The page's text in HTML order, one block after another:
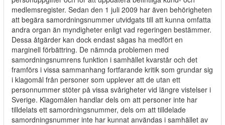
medlemsregister. Sedan den 1 juli 2009 har även behörigheten
att begära samordningsnummer utvidgats till att kunna omfatta
andra organ än myndigheter enligt vad regeringen bestämmer.
Dessa åtgärder kan dock endast sägas ha medfört en
marginell förbättring. De nämnda problemen med
samordningsnumrens funktion i samhället kvarstår och det
framförs i vissa sammanhang fortfarande kritik som grundar sig
i klagomål från personer som upplever att de utan ett
personnummer stöter på vissa svårigheter vid längre vistelser i
Sverige. Klagomålen handlar dels om att personer inte har
tilldelats ett samordningsnummer, dels om att tilldelade
samordningsnummer inte har kunnat användas i samhället av